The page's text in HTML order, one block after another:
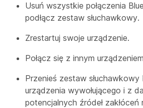
Usuń wszystkie połączenia
podłącz zestaw słuchawkowy.
Zrestartuj swoje urządzenie.
Połącz się z innym
Przenieś zestaw
urządzenia wywołującego i z
potencjalnych źródeł